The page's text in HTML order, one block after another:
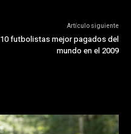
Artículo siguiente
10 futbolistas mejor pagados del
mundo en el 2009